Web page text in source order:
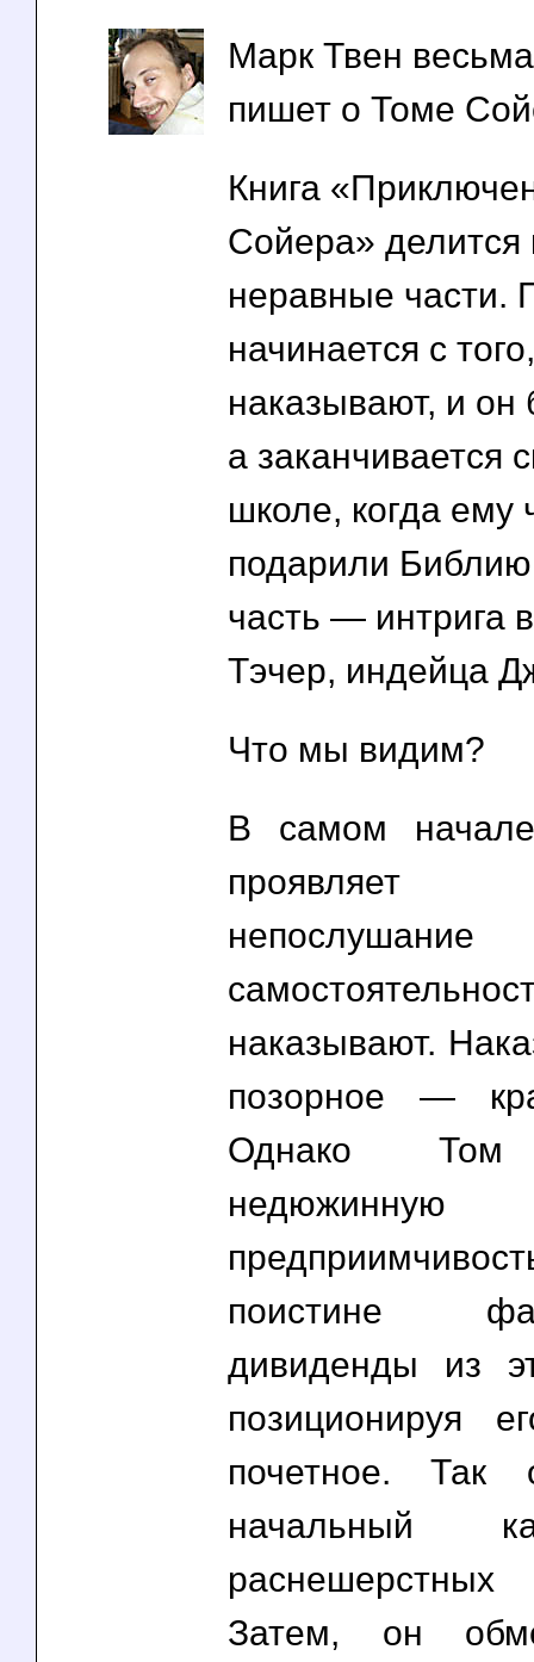
Марк Твен
пишет о Томе
Книга
Сойера» делится
неравные части.
начинается с
наказывают, и он
а заканчивается
школе, когда ему
подарили
часть — интрига
Тэчер, индейца
Что мы видим?
В самом
проявляет
наказывают.
позорное —
Однако Том
недюжинную
поистине
дивиденды из
позиционируя
почетное. Так
начальный
Затем, он